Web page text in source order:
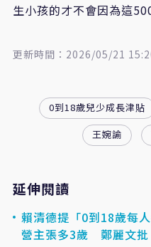
生小孩的才不會因為這
更新時間：2026/05/21
0到18歲兒少成長津貼
王婉諭
延伸閱讀
賴清德提「0到18歲每
營主張多3歲 鄭麗文批